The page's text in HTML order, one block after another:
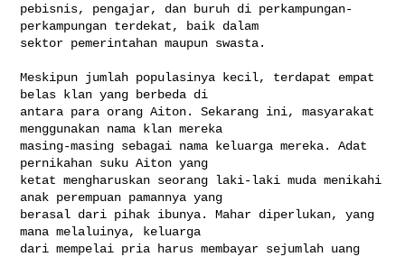
pebisnis, pengajar, dan buruh di perkampungan-
perkampungan terdekat, baik dalam
sektor pemerintahan maupun swasta.
Meskipun jumlah populasinya kecil, terdapat empat
belas klan yang berbeda di
antara para orang Aiton. Sekarang ini, masyarakat
menggunakan nama klan mereka
masing-masing sebagai nama keluarga mereka. Adat
pernikahan suku Aiton yang
ketat mengharuskan seorang laki-laki muda menikahi
anak perempuan pamannya yang
berasal dari pihak ibunya. Mahar diperlukan, yang
mana melaluinya, keluarga
dari mempelai pria harus membayar sejumlah uang